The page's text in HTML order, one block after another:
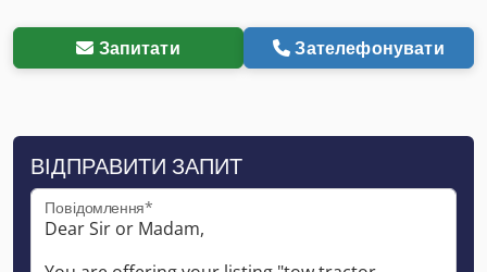
Запитати Зателефонувати
ВІДПРАВИТИ ЗАПИТ
Повідомлення*